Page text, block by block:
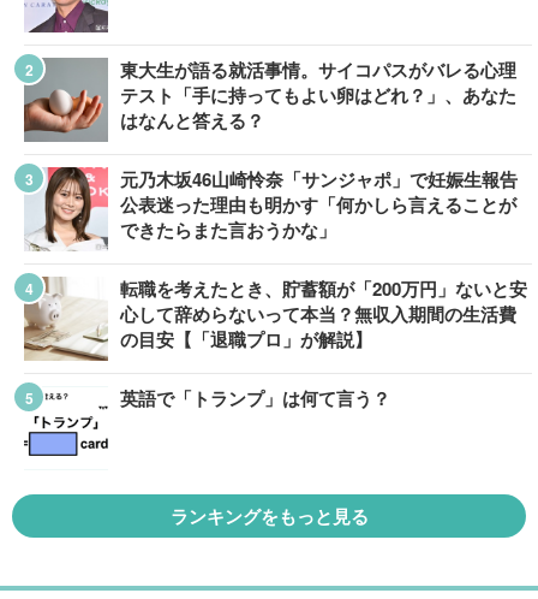
東大生が語る就活事情。サイコパスがバレる心理
テスト「手に持ってもよい卵はどれ？」、あなた
はなんと答える？
元乃木坂46山崎怜奈「サンジャポ」で妊娠生報告
公表迷った理由も明かす「何かしら言えることが
できたらまた言おうかな」
転職を考えたとき、貯蓄額が「200万円」ないと安
心して辞めらないって本当？無収入期間の生活費
の目安【「退職プロ」が解説】
英語で「トランプ」は何て言う？
ランキングをもっと見る